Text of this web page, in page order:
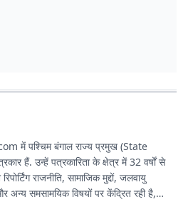
में पश्चिम बंगाल राज्य प्रमुख (State
हैं. उन्हें पत्रकारिता के क्षेत्र में 32 वर्षों से
राजनीति, सामाजिक मुद्दों, जलवायु
अन्य समसामयिक विषयों पर केंद्रित रही है,
और प्रामाणिक पत्रकार के रूप में